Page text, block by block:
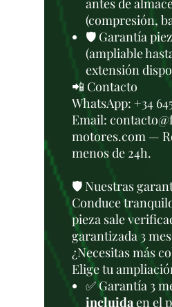
antes de
(compresión,
🛡️ Garantía
(ampliable
extensión
📲 Contacto
WhatsApp: +34
Email:
motores.com —
menos de 24h.
🛡️ Nuestras
Conduce
pieza sale
garantizada 3
¿Necesitas más
Elige tu
✅ Garantía 3
incluidaen el